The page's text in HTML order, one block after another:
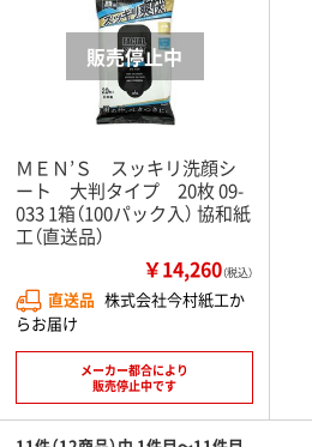
ＭＥＮ’Ｓ スッキリ洗顔シ
ート 大判タイプ 20枚 09-
033 1箱（100パック入） 協和紙
工（直送品）
￥14,260（税込）
直送品 株式会社今村紙工か
らお届け
メーカー都合により
販売停止中です